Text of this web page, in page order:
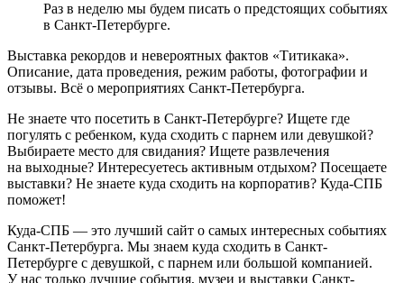
Раз в неделю мы будем писать о предстоящих событиях
в Санкт-Петербурге.
Выставка рекордов и невероятных фактов «Титикака».
Описание, дата проведения, режим работы, фотографии и
отзывы. Всё о мероприятиях Санкт-Петербурга.
Не знаете что посетить в Санкт-Петербурге? Ищете где
погулять с ребенком, куда сходить с парнем или девушкой?
Выбираете место для свидания? Ищете развлечения
на выходные? Интересуетесь активным отдыхом? Посещаете
выставки? Не знаете куда сходить на корпоратив? Куда-СПБ
поможет!
Куда-СПБ — это лучший сайт о самых интересных событиях
Санкт-Петербурга. Мы знаем куда сходить в Санкт-
Петербурге с девушкой, с парнем или большой компанией.
У нас только лучшие события, музеи и выставки Санкт-